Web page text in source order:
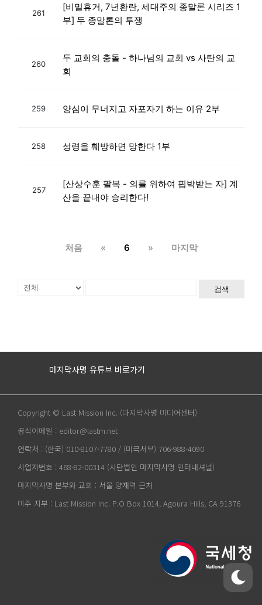
261
[비밀휴거, 7년환란, 세대주의 종말론 시리즈 1
부] 두 종말론의 투쟁
260
두 교회의 충돌 - 하나님의 교회 vs 사탄의 교
회
259 양심이 무너지고 자포자기 하는 이유 2부
258 성령을 훼방하면 망한다 1부
257
[산상수훈 팔복 - 의를 위하여 핍박받는 자] 계
산을 끝내야 승리한다!
처음 « 6 » 마지막
검색
마지막사명 유튜브 바로가기
Copyright © Last Mission Inc. (마지막사명 미디어센터)
공식이메일 : editor@lastm.net
연락처 : (한국) 010-8107-7780 / (미국서부) 706-988-4090
사업자번호 : 468-82-00314 (사단법인 마지막사명 인터내셔널)
마지막사명 본부와 교회 : 서울 양재역 근처
미주 지부 : Last Mission Inc. P.O Box 1014, Agoura Hills, CA 91376